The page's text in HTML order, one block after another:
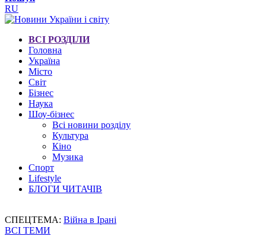
RU
ВСІ РОЗДІЛИ
Головна
Україна
Місто
Світ
Бізнес
Наука
Шоу-бізнес
Всі новини розділу
Культура
Кіно
Музика
Спорт
Lifestyle
БЛОГИ ЧИТАЧІВ
СПЕЦТЕМА: Війна в Ірані
ВСІ ТЕМИ